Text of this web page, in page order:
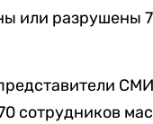
или разрушены
сотрудников